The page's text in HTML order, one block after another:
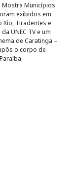
Mostra Municípios
exibidos em
Tiradentes e
UNEC TV e um
de Caratinga –
o corpo de